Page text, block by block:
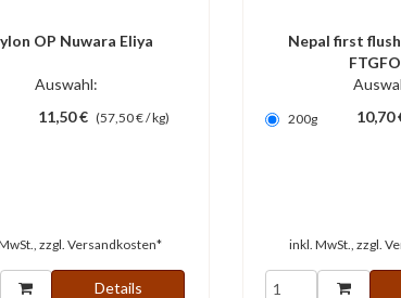
OP Nuwara Eliya
Auswahl:
11,50 € (57,50 € / kg)
zzgl. Versandkosten*
Details
Nepal first
200g 10,70
inkl. MwSt., zzgl.